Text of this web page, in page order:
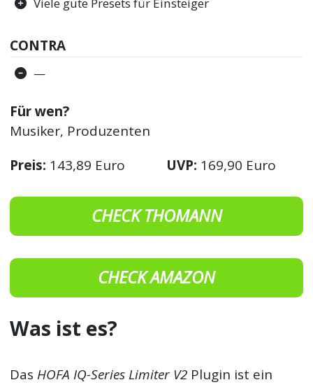
CONTRA
—
Für wen?
Musiker, Produzenten
Preis: 143,89 Euro UVP: 169,90 Euro
CHECK THOMANN
CHECK AMAZON
Was ist es?
Das HOFA IQ-Series Limiter V2 Plugin ist ein